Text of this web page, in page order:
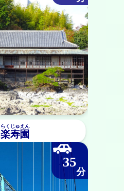
楽寿園
らくじゅえん
35